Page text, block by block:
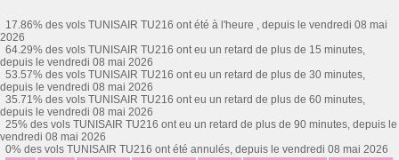
17.86% des vols TUNISAIR TU216 ont été à l'heure , depuis le vendredi 08 mai
2026
64.29% des vols TUNISAIR TU216 ont eu un retard de plus de 15 minutes,
depuis le vendredi 08 mai 2026
53.57% des vols TUNISAIR TU216 ont eu un retard de plus de 30 minutes,
depuis le vendredi 08 mai 2026
35.71% des vols TUNISAIR TU216 ont eu un retard de plus de 60 minutes,
depuis le vendredi 08 mai 2026
25% des vols TUNISAIR TU216 ont eu un retard de plus de 90 minutes, depuis le
vendredi 08 mai 2026
0% des vols TUNISAIR TU216 ont été annulés, depuis le vendredi 08 mai 2026